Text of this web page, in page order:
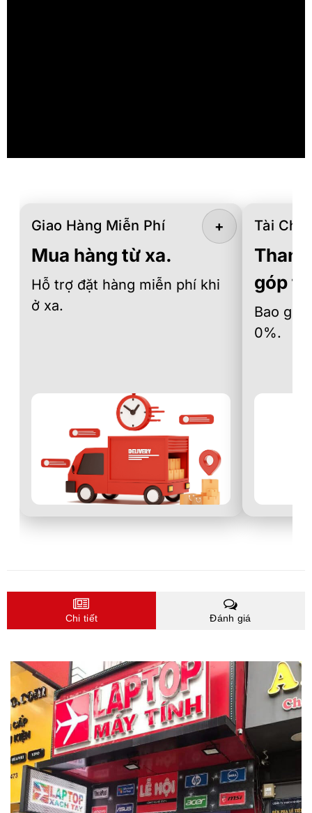
Giao Hàng Miễn Phí
Mua hàng từ xa.
Hỗ trợ đặt hàng miễn phí khi
ở xa.
+ Tài
góp
Bao
0%.
Chi tiết Đánh giá